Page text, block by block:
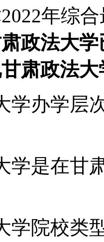
年综
政法大
肃政法
学办学层
学是在甘
学院校类